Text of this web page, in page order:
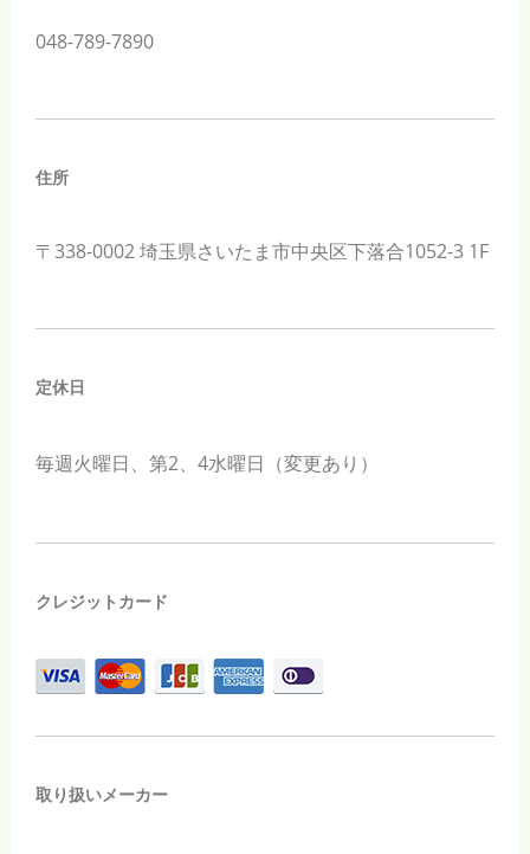
048-789-7890
住所
〒338-0002 埼玉県さいたま市中央区下落合1052-3 1F
定休日
毎週火曜日、第2、 4水曜日（変更あり）
クレジットカード
取り扱いメーカー